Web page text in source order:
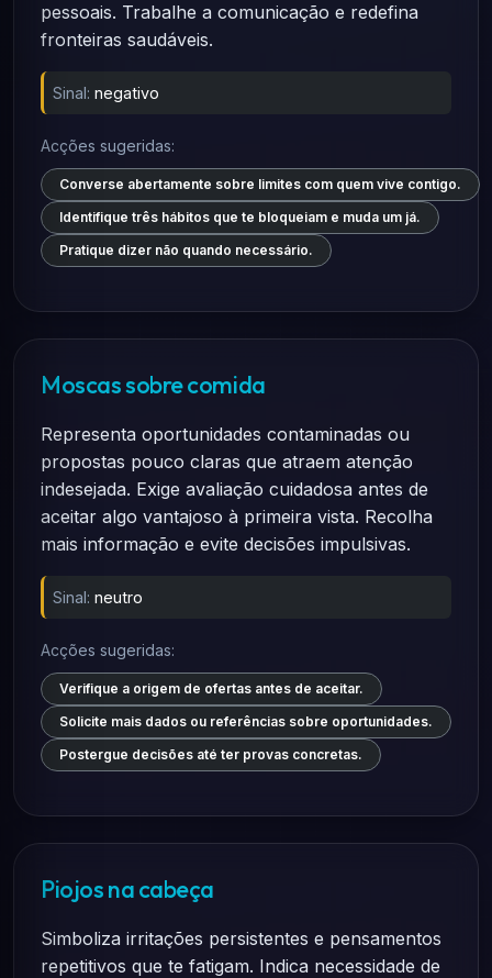
pessoais. Trabalhe a comunicação e redefina
fronteiras saudáveis.
Sinal: negativo
Acções sugeridas:
Converse abertamente sobre limites com quem vive contigo.
Identifique três hábitos que te bloqueiam e muda um já.
Pratique dizer não quando necessário.
Moscas sobre comida
Representa oportunidades contaminadas ou
propostas pouco claras que atraem atenção
indesejada. Exige avaliação cuidadosa antes de
aceitar algo vantajoso à primeira vista. Recolha
mais informação e evite decisões impulsivas.
Sinal: neutro
Acções sugeridas:
Verifique a origem de ofertas antes de aceitar.
Solicite mais dados ou referências sobre oportunidades.
Postergue decisões até ter provas concretas.
Piojos na cabeça
Simboliza irritações persistentes e pensamentos
repetitivos que te fatigam. Indica necessidade de